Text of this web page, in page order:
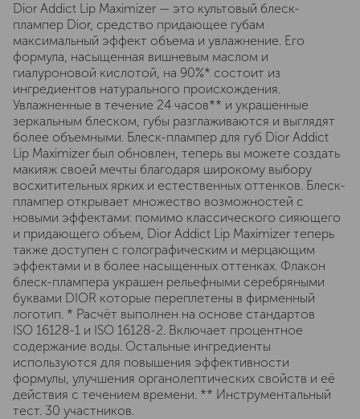
Dior Addict Lip Maximizer — это культовый блеск-
плампер Dior, средство придающее губам
максимальный эффект объема и увлажнение. Его
формула, насыщенная вишневым маслом и
гиалуроновой кислотой, на 90%* состоит из
ингредиентов натурального происхождения.
Увлажненные в течение 24 часов** и украшенные
зеркальным блеском, губы разглаживаются и выглядят
более объемными. Блеск-плампер для губ Dior Addict
Lip Maximizer был обновлен, теперь вы можете создать
макияж своей мечты благодаря широкому выбору
восхитительных ярких и естественных оттенков. Блеск-
плампер открывает множество возможностей с
новыми эффектами: помимо классического сияющего
и придающего объем, Dior Addict Lip Maximizer теперь
также доступен с голографическим и мерцающим
эффектами и в более насыщенных оттенках. Флакон
блеск-плампера украшен рельефными серебряными
буквами DIOR которые переплетены в фирменный
логотип. * Расчёт выполнен на основе стандартов
ISO 16128-1 и ISO 16128-2. Включает процентное
содержание воды. Остальные ингредиенты
используются для повышения эффективности
формулы, улучшения органолептических свойств и её
действия с течением времени. ** Инструментальный
тест. 30 участников.